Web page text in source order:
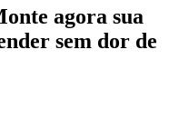
agora sua
sem dor de